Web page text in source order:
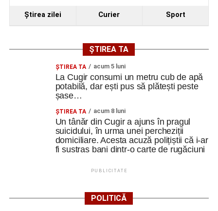
Ştirea zilei Curier Sport
ȘTIREA TA
ȘTIREA TA acum 5 luni
La Cugir consumi un metru cub de apă
potabilă, dar ești pus să plătești peste
șase…
ȘTIREA TA acum 8 luni
Un tânăr din Cugir a ajuns în pragul
suicidului, în urma unei percheziții
domiciliare. Acesta acuză polițiștii că i-ar
fi sustras bani dintr-o carte de rugăciuni
PUBLICITATE
POLITICĂ